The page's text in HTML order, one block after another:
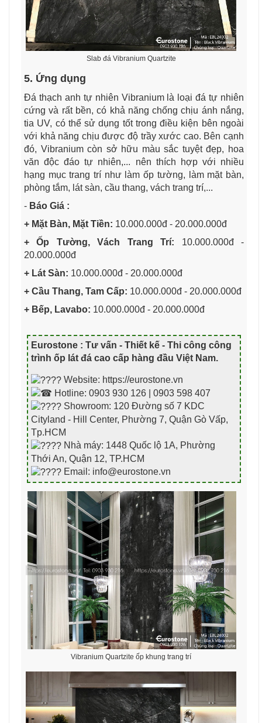
Slab đá Vibranium Quartzite
5. Ứng dụng
Đá thạch anh tự nhiên Vibranium là loại đá tự nhiên
cứng và rất bền, có khả năng chống chịu ánh nắng,
tia UV, có thể sử dụng tốt trong điều kiện bên ngoài
với khả năng chịu được độ trầy xước cao. Bên cạnh
đó, Vibraniumcòn sở hữu màu sắc tuyệt đẹp, hoa
văn độc đáo tự nhiên,... nên thích hợp với nhiều
hạng mục trang trí như làm ốp tường, làm mặt bàn,
phòng tắm, lát sàn, cầu thang, vách trang trí,...
- Báo Giá :
+ Mặt Bàn, Mặt Tiền: 10.000.000đ - 20.000.000đ
+ Ốp Tường, Vách Trang Trí: 10.000.000đ -
20.000.000đ
+ Lát Sàn: 10.000.000đ - 20.000.000đ
+ Cầu Thang, Tam Cấp: 10.000.000đ - 20.000.000đ
+ Bếp, Lavabo: 10.000.000đ - 20.000.000đ
Eurostone : Tư vấn - Thiết kế - Thi công công
trình ốp lát đá cao cấp hàng đầu Việt Nam.
Website: https://eurostone.vn
Hotline: 0903 930 126 | 0903 598 407
Showroom: 120 Đường số 7 KDC
Cityland - Hill Center, Phường 7, Quận Gò Vấp,
Tp.HCM
Nhà máy: 1448 Quốc lộ 1A, Phường
Thới An, Quận 12, TP.HCM
Email: info@eurostone.vn
Vibranium Quartzite ốp khung trang trí